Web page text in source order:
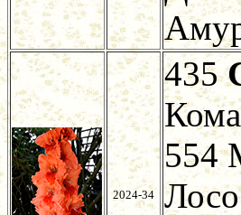
2024-34
435
554